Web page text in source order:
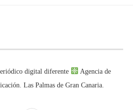
digital diferente
Agencia de
Las Palmas de Gran Canaria.